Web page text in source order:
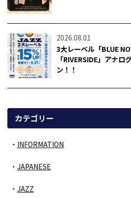
2026.08.01
3大レーベル「BLUE
「RIVERSIDE」アナ
ン！！
カテゴリー
INFORMATION
JAPANESE
JAZZ